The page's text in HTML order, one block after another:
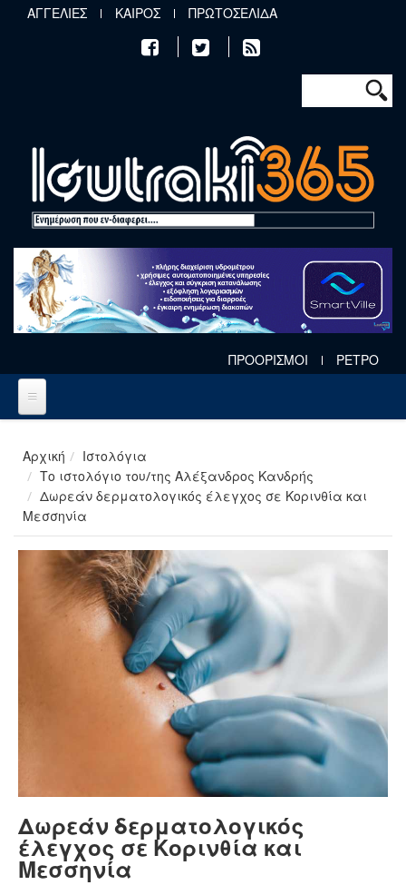
Παράκαμψη προς το κυρίως περιεχόμενο
ΑΓΓΕΛΙΕΣ ΚΑΙΡΟΣ ΠΡΩΤΟΣΕΛΙΔΑ
Φόρμα
Αναζήτηση
ΠΡΟΟΡΙΣΜΟΙ ΡΕΤΡΟ
Αρχική
Ιστολόγια
Το ιστολόγιο του/της Αλέξανδρος Κανδρής
Δωρεάν δερματολογικός έλεγχος σε Κορινθία και
Μεσσηνία
Δωρεάν δερματολογικός
έλεγχος σε Κορινθία και
Μεσσηνία